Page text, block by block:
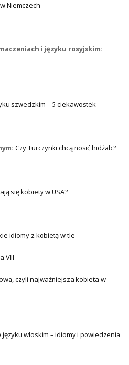
Niemczech
i języku rosyjskim:
szwedzkim – 5 ciekawostek
Czy Turczynki chcą nosić hidżab?
się kobiety w USA?
idiomy z kobietą w tle
VIII
czyli najważniejsza kobieta w
języku włoskim – idiomy i powiedzenia